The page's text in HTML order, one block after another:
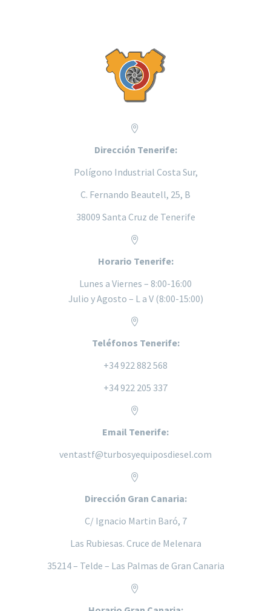


Dirección Tenerife:
Polígono Industrial Costa Sur,
C. Fernando Beautell, 25, B
38009 Santa Cruz de Tenerife


Horario Tenerife:
Lunes a Viernes – 8:00-16:00
Julio y Agosto – L a V (8:00-15:00)


Teléfonos Tenerife:
+34 922 882 568
+34 922 205 337


Email Tenerife:
ventastf@turbosyequiposdiesel.com


Dirección Gran Canaria:
C/ Ignacio Martin Baró, 7
Las Rubiesas. Cruce de Melenara
35214 – Telde – Las Palmas de Gran Canaria

